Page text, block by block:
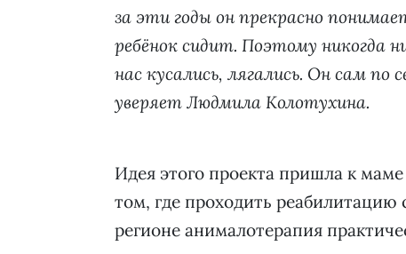
за эти годы он прекрасно
ребёнок сидит. Поэтому никогда
нас кусались, лягались. Он сам по
уверяет Людмила Колотухина.
Идея этого проекта пришла к маме
том, где проходить
регионе анималотерапия